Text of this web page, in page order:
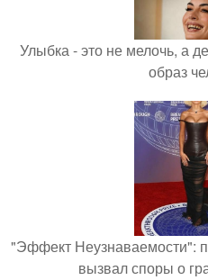
Улыбка - это не мелочь, а
образ
"Эффект Неузнаваемости":
вызвал споры о